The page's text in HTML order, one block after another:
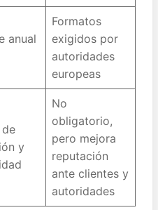
anual
Formatos
exigidos por
autoridades
europeas
de
y
No
obligatorio,
pero mejora
reputación
ante clientes y
autoridades